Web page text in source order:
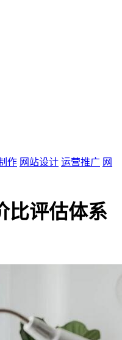
作 网站设计 运营推广 网
比评估体系